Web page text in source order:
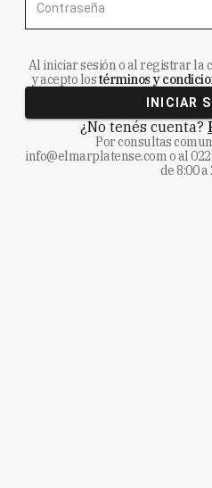
Contraseña
Al iniciar sesión o al registrar la
y acepto lostérminos y
INICIAR
¿No tenés cuenta?
Por consultas
info@elmarplatense.como al
de 8:00 a